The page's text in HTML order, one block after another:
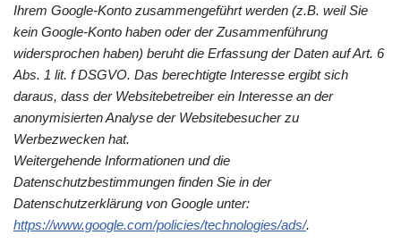
Ihrem Google-Konto zusammengeführt werden (z.B. weil Sie
kein Google-Konto haben oder der Zusammenführung
widersprochen haben) beruht die Erfassung der Daten auf Art. 6
Abs. 1 lit. f DSGVO. Das berechtigte Interesse ergibt sich
daraus, dass der Websitebetreiber ein Interesse an der
anonymisierten Analyse der Websitebesucher zu
Werbezwecken hat.
Weitergehende Informationen und die
Datenschutzbestimmungen finden Sie in der
Datenschutzerklärung von Google unter:
https://www.google.com/policies/technologies/ads/.